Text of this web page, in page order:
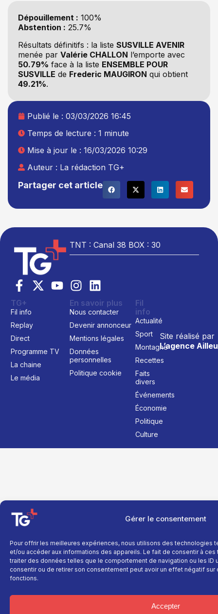
Gérer le consentement
Pour offrir les meilleures expériences, nous utilisons des technologies
et/ou accéder aux informations des appareils. Le fait de consentir à
traiter des données telles que le comportement de navigation ou les ID
consentir ou de retirer son consentement peut avoir un effet négatif
fonctions.
Accepter
Dépouillement : 100%
Abstention : 25.7%
Résultats définitifs : la liste SUSVILLE AVENIR
menée par Valérie CHALLON l’emporte avec
50.79% face à la liste ENSEMBLE POUR
SUSVILLE de Frederic MAUGIRON qui obtient
49.21%.
Partager cet article
Publié le : 03/03/2026 16:45
Temps de lecture : 1 minute
Mise à jour le : 16/03/2026 10:29
Auteur : La rédaction TG+
TNT : Canal 38 BOX : 30
Site réalisé par
L’agence
TG+
Fil info
Replay
Direct
Programme TV
La chaine
Le média
En savoir plus
Nous contacter
Devenir annonceur
Mentions légales
Données
personnelles
Politique cookie
Fil
info
Actualité
Sport
Montagne
Recettes
Faits
divers
Événements
Économie
Politique
Culture